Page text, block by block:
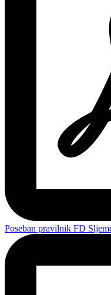
Poseban pravilnik FD